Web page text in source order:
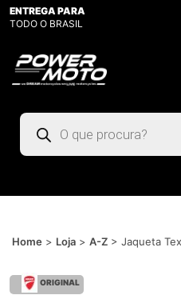
ENTREGA PARA
TODO O BRASIL
Pesquisar
produtos
Home > Loja > A-Z > Jaqueta
ORIGINAL